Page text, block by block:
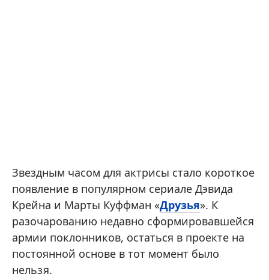
Звездным часом для актрисы стало короткое
появление в популярном сериале Дэвида
Крейна и Марты Куффман «Друзья». К
разочарованию недавно сформировавшейся
армии поклонников, остаться в проекте на
постоянной основе в тот момент было
нельзя.